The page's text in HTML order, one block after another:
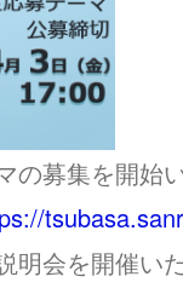
募集を開始
明会を開催い